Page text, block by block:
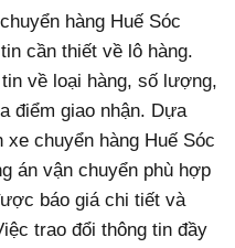
hàng Huế Sóc
cần thiết về lô hàng.
về loại hàng, số lượng,
điểm giao nhận. Dựa
chuyển hàng Huế Sóc
án vận chuyển phù hợp
báo giá chi tiết và
trao đổi thông tin đầy